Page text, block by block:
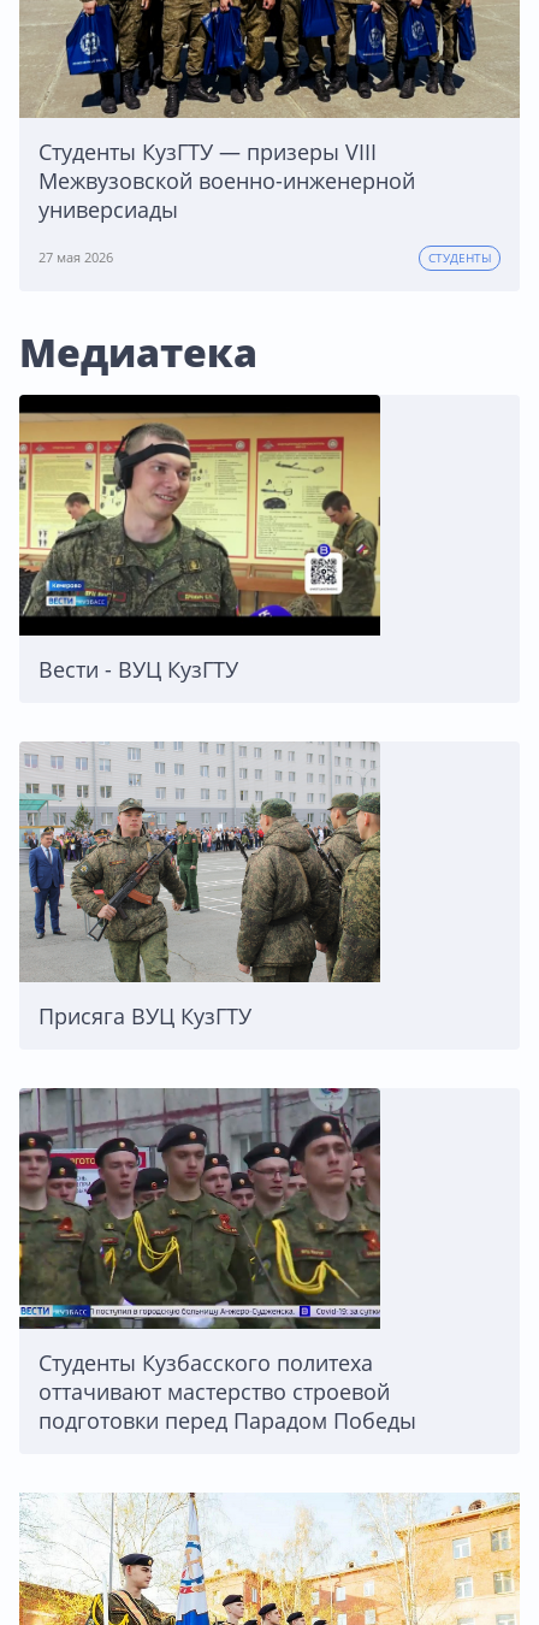
Студенты КузГТУ — призеры VIII
Межвузовской военно-инженерной
универсиады
27 мая 2026 СТУДЕНТЫ
Медиатека
Вести - ВУЦ КузГТУ
Присяга ВУЦ КузГТУ
Студенты Кузбасского политеха
оттачивают мастерство строевой
подготовки перед Парадом Победы